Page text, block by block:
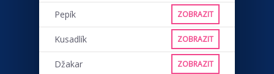
Pepík ZOBRAZIT
Kusadlík ZOBRAZIT
Džakar ZOBRAZIT